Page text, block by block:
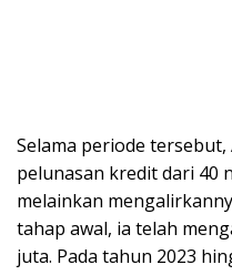
Selama periode
pelunasan kredit dari 40
melainkan
tahap awal, ia telah
juta. Pada tahun 2023